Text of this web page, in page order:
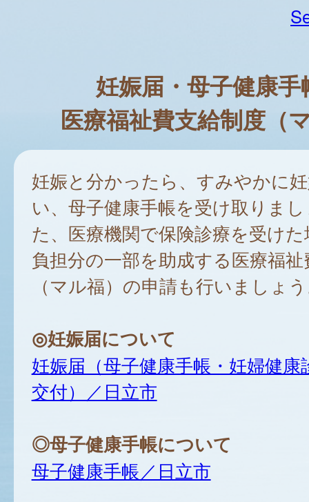
妊娠届・母子健康手
医療福祉費支給制度（
妊娠と分かったら、すみやかに
い、母子健康手帳を受け取りま
た、医療機関で保険診療を受け
負担分の一部を助成する医療福
（マル福）の申請も行いましょ
◎妊娠届について
妊娠届（母子健康手帳・妊婦健康
交付）／日立市
◎母子健康手帳について
母子健康手帳／日立市